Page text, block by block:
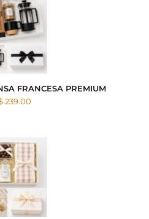
FRANCESA PREMIUM
239.00